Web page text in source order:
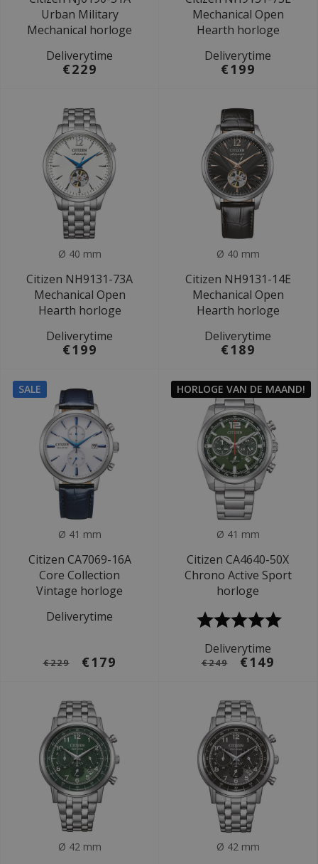
Urban Military
Mechanical horloge
Deliverytime
€229
Mechanical Open
Hearth horloge
Deliverytime
€199
Ø 40 mm
Citizen NH9131-73A
Mechanical Open
Hearth horloge
Deliverytime
€199
Ø 40 mm
Citizen NH9131-14E
Mechanical Open
Hearth horloge
Deliverytime
€189
SALE
Ø 41 mm
Citizen CA7069-16A
Core Collection
Vintage horloge
Deliverytime
€229 €179
HORLOGE VAN DE MAAND!
Ø 41 mm
Citizen CA4640-50X
Chrono Active Sport
horloge
Deliverytime
€249 €149
Ø 42 mm Ø 42 mm